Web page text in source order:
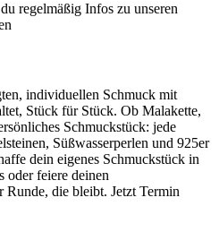
regelmäßig Infos zu unseren
individuellen Schmuck mit
Stück für Stück. Ob Malakette,
Schmuckstück: jede
Süßwasserperlen und 925er
dein eigenes Schmuckstück in
oder feiere deinen
Runde, die bleibt. Jetzt Termin